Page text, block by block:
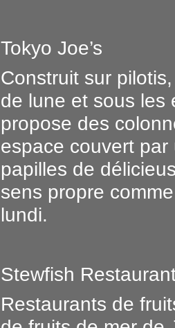
Tokyo Joe’s
Construit sur
de lune et sous les
propose des
espace couvert
papilles de
sens propre
lundi.
Stewfish
Restaurants de